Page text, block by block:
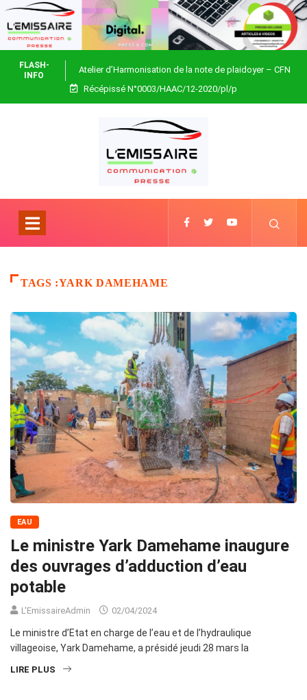
FLASH-
INFO
Atelier d’Harmonisation de la note de plaidoyer – CFN
Togo
Récépissé N°0003/HAAC/12-2020/pl/p
TAGS :YARK DAMEHAME
EAU
Le ministre Yark Damehame inaugure
des ouvrages d’adduction d’eau
potable
L'EmissaireAdmin 02/04/2024
Le ministre d’Etat en charge de l’eau et de l’hydraulique
villageoise, Yark Damehame, a présidé jeudi 28 mars la
LIRE PLUS